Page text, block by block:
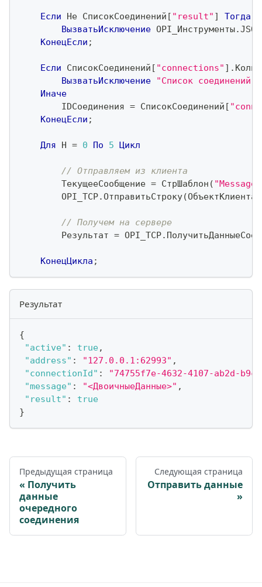
Если Не СписокСоединений [ "result" ]
Тогда
ВызватьИсключение OPI_Инструменты.
КонецЕсли ;
Если СписокСоединений [ "connections" ] .
ВызватьИсключение
"Список соединений
Иначе
        IDСоединения
= СписокСоединений [
КонецЕсли ;
Для Н = 0 По 5 Цикл
// Отправляем из клиента
        ТекущееСообщение
= СтрШаблон ( "Message
        OPI_TCP
.ОтправитьСтроку(ОбъектКлиента
// Получем на сервере
        Результат
= OPI_TCP.
КонецЦикла ;
Результат
{
"active" : true,
"address" : "127.0.0.1:62993" ,
"connectionId" :
"74755f7e-4632-4107-ab2d-
"message" : "<ДвоичныеДанные>" ,
"result" :
true
}
Предыдущая страница
Получить
данные
очередного
соединения
Следующая страница
Отправить данные